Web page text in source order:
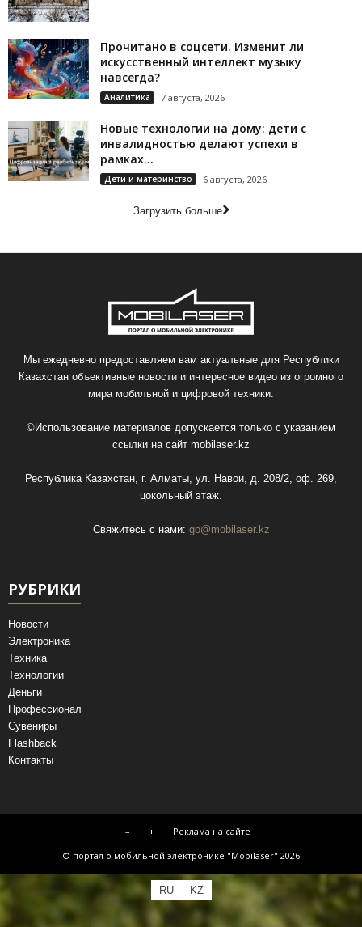
Прочитано в соцсети. Изменит ли
искусственный интеллект музыку
навсегда?
Аналитика 7 августа, 2026
Новые технологии на дому: дети с
инвалидностью делают успехи в
рамках...
Дети и материнство 6 августа, 2026
Загрузить больше
Мы ежедневно предоставляем вам актуальные для Республики
Казахстан объективные новости и интересное видео из огромного
мира мобильной и цифровой техники.
©Использование материалов допускается только с указанием
ссылки на сайт mobilaser.kz
Республика Казахстан, г. Алматы, ул. Навои, д. 208/2, оф. 269,
цокольный этаж.
Свяжитесь с нами: go@mobilaser.kz
РУБРИКИ
Новости
Электроника
Техника
Технологии
Деньги
Профессионал
Сувениры
Flashback
Контакты
– +
Реклама на сайте
© портал о мобильной электронике "Mobilaser" 2026
RU KZ